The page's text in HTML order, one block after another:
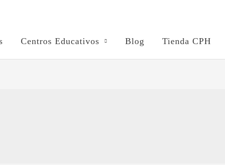
Centros Educativos Blog Tienda CPH